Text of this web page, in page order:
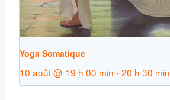
Yoga Somatique
10 août @ 19 h 00 min -20 h 30 min